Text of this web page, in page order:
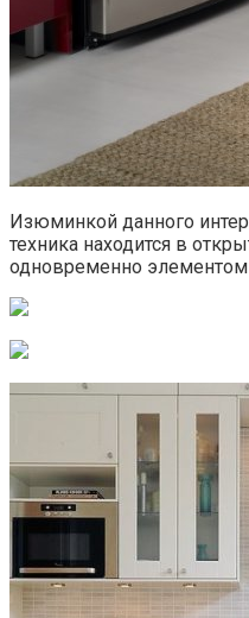
Изюминкой данного
техника находится в
одновременно